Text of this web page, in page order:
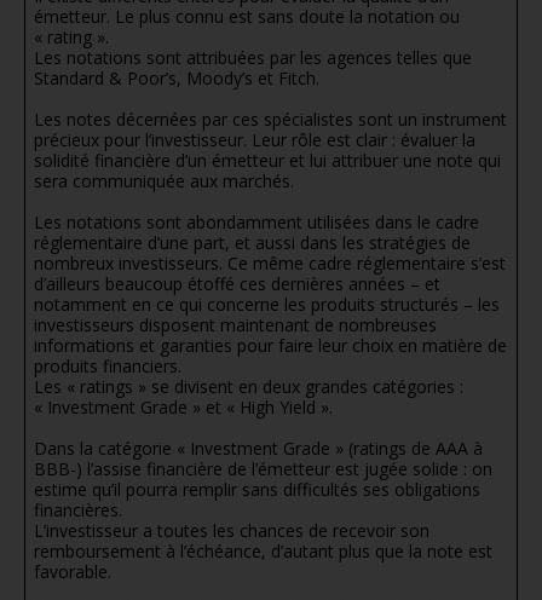
émetteur. Le plus connu est sans doute la notation ou
« rating ».
Les notations sont attribuées par les agences telles que
Standard & Poor’s, Moody’s et Fitch.
Les notes décernées par ces spécialistes sont un instrument
précieux pour l’investisseur. Leur rôle est clair : évaluer la
solidité financière d’un émetteur et lui attribuer une note qui
sera communiquée aux marchés.
Les notations sont abondamment utilisées dans le cadre
réglementaire d’une part, et aussi dans les stratégies de
nombreux investisseurs. Ce même cadre réglementaire s’est
d’ailleurs beaucoup étoffé ces dernières années – et
notamment en ce qui concerne les produits structurés – les
investisseurs disposent maintenant de nombreuses
informations et garanties pour faire leur choix en matière de
produits financiers.
Les « ratings » se divisent en deux grandes catégories :
« Investment Grade » et « High Yield ».
Dans la catégorie « Investment Grade » (ratings de AAA à
BBB-) l’assise financière de l’émetteur est jugée solide : on
estime qu’il pourra remplir sans difficultés ses obligations
financières.
L’investisseur a toutes les chances de recevoir son
remboursement à l’échéance, d’autant plus que la note est
favorable.